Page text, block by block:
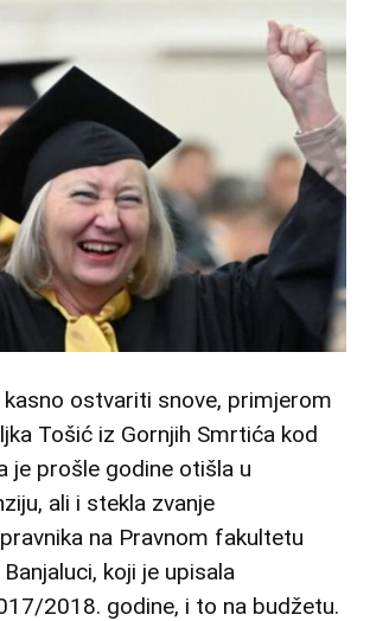
kasno ostvariti snove, primjerom
Tošić iz Gornjih Smrtića kod
je prošle godine otišla u
ali i stekla zvanje
na Pravnom fakultetu
koji je upisala
2018. godine, i to na budžetu.